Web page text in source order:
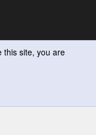
this site, you are